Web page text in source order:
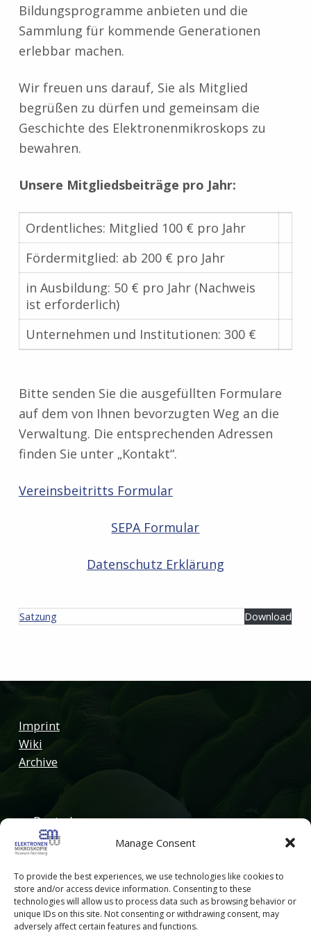
Manage Consent
To provide the best experiences, we use technologies like cookies to
store and/or access device information. Consenting to these
technologies will allow us to process data such as browsing behavior or
unique IDs on this site. Not consenting or withdrawing consent, may
adversely affect certain features and functions.
Bildungsprogramme anbieten und die
Sammlung für kommende Generationen
erlebbar machen.
Wir freuen uns darauf, Sie als Mitglied
begrüßen zu dürfen und gemeinsam die
Geschichte des Elektronenmikroskops zu
bewahren.
Unsere Mitgliedsbeiträge pro Jahr:
Ordentliches: Mitglied 100 € pro Jahr
Fördermitglied: ab 200 € pro Jahr
in Ausbildung: 50 € pro Jahr (Nachweis
ist erforderlich)
Unternehmen und Institutionen: 300 €
Bitte senden Sie die ausgefüllten Formulare
auf dem von Ihnen bevorzugten Weg an die
Verwaltung. Die entsprechenden Adressen
finden Sie unter „Kontakt“.
Vereinsbeitritts Formular
SEPA Formular
Datenschutz Erklärung
Satzung Download
Imprint
Wiki
Archive
Deutsch
English